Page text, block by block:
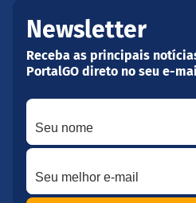
Newsletter
Receba as principais
PortalGO direto no seu e-
Seu nome
Seu melhor e-mail